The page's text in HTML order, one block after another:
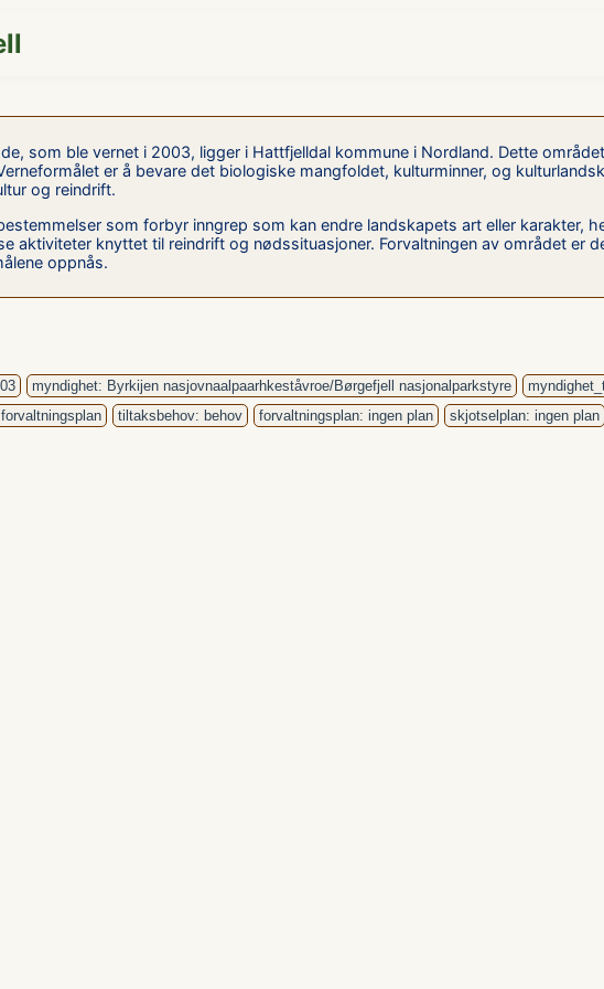
som ble vernet i 2003, ligger i Hattfjelldal kommune i Nordland. Dette
er å bevare det biologiske mangfoldet, kulturminner, og
og reindrift.
som forbyr inngrep som kan endre landskapets art eller karakter,
aktiviteter knyttet til reindrift og nødssituasjoner. Forvaltningen av området er
oppnås.
myndighet: Byrkijen nasjovnaalpaarhkeståvroe/Børgefjell nasjonalparkstyre
tiltaksbehov: behov forvaltningsplan: ingen plan skjotselplan: ingen plan